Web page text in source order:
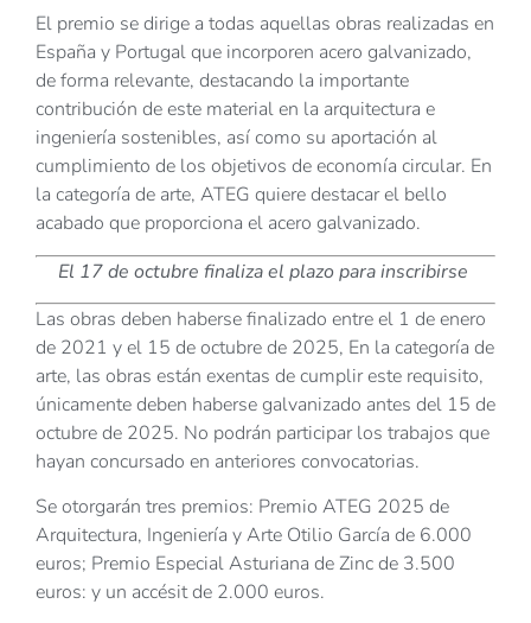
El premio se dirige a todas aquellas obras realizadas en
España y Portugal que incorporen acero galvanizado,
de forma relevante, destacando la importante
contribución de este material en la arquitectura e
ingeniería sostenibles, así como su aportación al
cumplimiento de los objetivos de economía circular. En
la categoría de arte, ATEG quiere destacar el bello
acabado que proporciona el acero galvanizado.
El 17 de octubre finaliza el plazo para inscribirse
Las obras deben haberse finalizado entre el 1 de enero
de 2021 y el 15 de octubre de 2025, En la categoría de
arte, las obras están exentas de cumplir este requisito,
únicamente deben haberse galvanizado antes del 15 de
octubre de 2025. No podrán participar los trabajos que
hayan concursado en anteriores convocatorias.
Se otorgarán tres premios: Premio ATEG 2025 de
Arquitectura, Ingeniería y Arte Otilio García de 6.000
euros; Premio Especial Asturiana de Zinc de 3.500
euros: y un accésit de 2.000 euros.